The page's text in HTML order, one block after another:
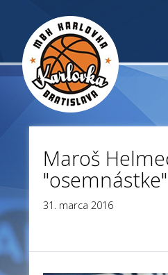
Maroš
31. marca 2016